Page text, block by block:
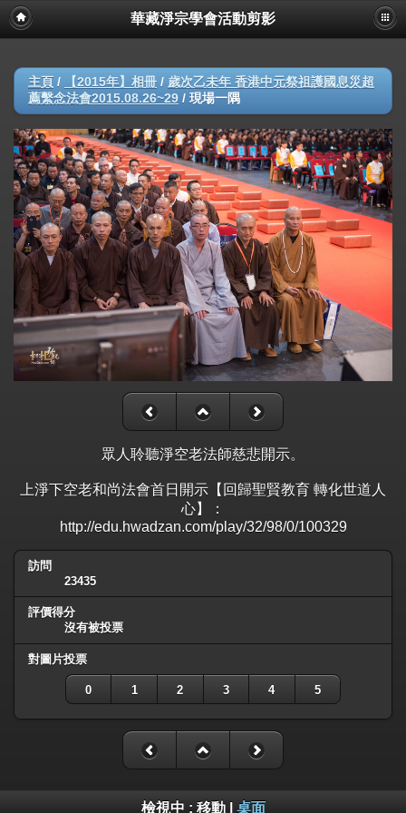
華藏淨宗學會活動剪影
主頁 / 【2015年】相冊 / 歲次乙未年 香港中元祭祖護國息災超
薦繫念法會2015.08.26~29 / 現場一隅
眾人聆聽淨空老法師慈悲開示。
上淨下空老和尚法會首日開示【回歸聖賢教育 轉化世道人
心】：
http://edu.hwadzan.com/play/32/98/0/100329
訪問
23435
評價得分
沒有被投票
對圖片投票
0 1 2 3 4 5
檢視中 : 移動| 桌面